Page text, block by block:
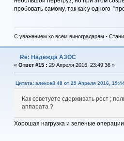
пробовать самому, так как у одного
С уважением ко всем виноградарям -
Re: Надежда АЗОС
« Ответ #15 : 29 Апреля 2016, 23:49:36 »
Цитата: алексей 48 от 29 Апреля 2016,
Как советуете сдерживать рост ;
аппарата ?
Хорошая нагрузка и зеленые